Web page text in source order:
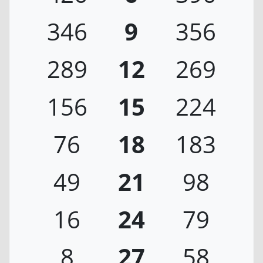
346
9
356
289
12
269
156
15
224
76
18
183
49
21
98
16
24
79